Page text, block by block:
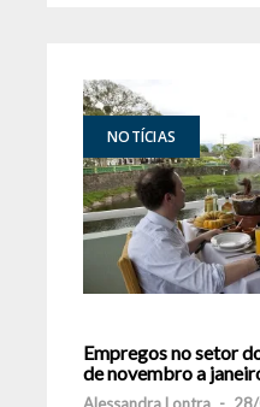
NOTÍCIAS
Empregos no setor
de novembro a
Alessandra Lontra -